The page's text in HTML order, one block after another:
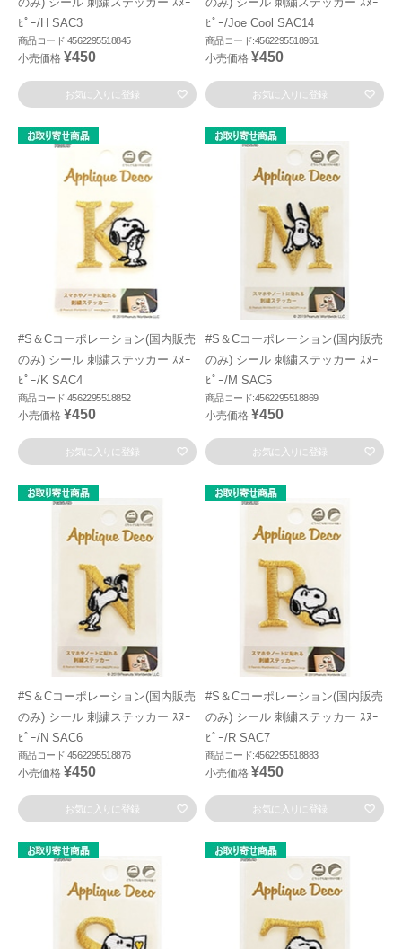
ﾋﾟｰ/H SAC3
商品コード:4562295518845
小売価格 ¥450
お気に入りに登録
ﾋﾟｰ/Joe Cool SAC14
商品コード:4562295518951
小売価格 ¥450
お気に入りに登録
#S＆Cコーポレーション(国内販売
のみ) シール 刺繍ステッカー ｽﾇｰ
ﾋﾟｰ/K SAC4
商品コード:4562295518852
小売価格 ¥450
お気に入りに登録
#S＆Cコーポレーション(国内販売
のみ) シール 刺繍ステッカー ｽﾇｰ
ﾋﾟｰ/M SAC5
商品コード:4562295518869
小売価格 ¥450
お気に入りに登録
#S＆Cコーポレーション(国内販売
のみ) シール 刺繍ステッカー ｽﾇｰ
ﾋﾟｰ/N SAC6
商品コード:4562295518876
小売価格 ¥450
お気に入りに登録
#S＆Cコーポレーション(国内販売
のみ) シール 刺繍ステッカー ｽﾇｰ
ﾋﾟｰ/R SAC7
商品コード:4562295518883
小売価格 ¥450
お気に入りに登録